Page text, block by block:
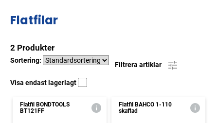
Flatfilar
2 Produkter
Sortering:
Filtrera artiklar
Visa endast lagerlagt
Flatfil BONDTOOLS
BT121FF
Flatfil BAHCO 1-110
skaftad